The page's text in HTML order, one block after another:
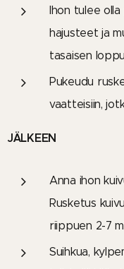
Ihon tulee
hajusteet ja
tasaisen
Pukeudu
vaatteisiin,
JÄLKEEN
Anna ihon
Rusketus
riippuen 2-7
Suihkua,